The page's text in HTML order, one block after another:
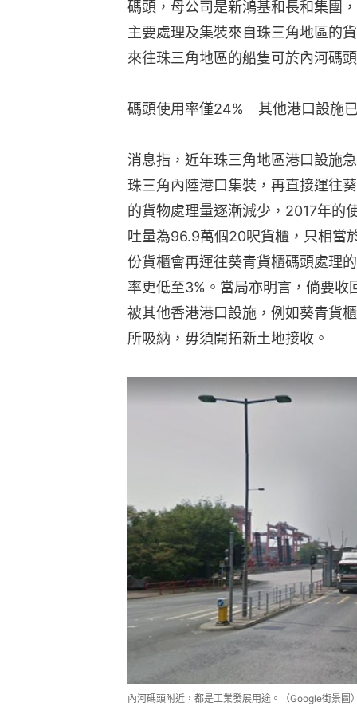
碼頭，母公司是新鴻基和長和集團
主要處理及集裝來自珠三角地區的
來往珠三角地區的船隻可於內河碼
碼頭使用率僅24%　其他港口設施
消息指，近年珠三角地區港口設施
珠三角內陸港口集裝，再直接運往
的貨物處理量逐漸減少，2017年的
吐量為96.9萬個20呎貨櫃，只相當
份貨櫃會再運往葵青貨櫃碼頭處理
率更低至3%。當局亦明言，倘要
被其他香港港口設施，例如葵青貨
所吸納，毋須開拓新土地接收。
內河碼頭附近，都是工業發展用途。（Google街景圖